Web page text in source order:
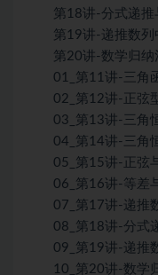
第18讲-分式递
第19讲-递推数
第20讲-数学归
01_第11讲-三角
02_第12讲-正弦
03_第13讲-三角
04_第14讲-三角
05_第15讲-正弦
06_第16讲-等差
07_第17讲-递推
08_第18讲-分式
09_第19讲-递推
10_第20讲-数学